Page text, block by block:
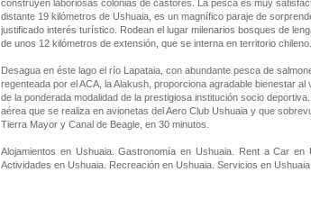
construyen laboriosas colonias de castores. La pesca es muy
distante 19 kilómetros de Ushuaia, es un magnífico paraje de
justificado interés turístico. Rodean el lugar milenarios bosques de
de unos 12 kilómetros de extensión, que se interna en territorio chileno.
Desagua en éste lago el río Lapataia, con abundante pesca de
regenteada por el ACA, la Alakush, proporciona agradable bienestar
de la ponderada modalidad de la prestigiosa institución socio
aérea que se realiza en avionetas del Aero Club Ushuaia y que
Tierra Mayor y Canal de Beagle, en 30 minutos.
Alojamientos en Ushuaia. Gastronomía en Ushuaia. Rent a Car en
Actividades en Ushuaia. Recreación en Ushuaia. Servicios en